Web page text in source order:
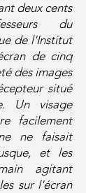
deux cents
du
de l'Institut
de cinq
des images
situé
Un visage
facilement
ne faisait
et les
agitant
sur l'écran